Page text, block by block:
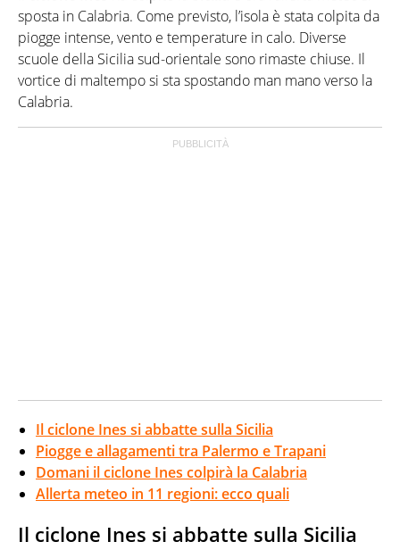
redattore in diversi quotidiani locali e,
successivamente, ha ricoperto lo stesso ruolo per siti
di informazione nazionali, per i quali ha anche
seguito i canali social.
sposta in Calabria. Come previsto, l’isola è stata colpita da
piogge intense, vento e temperature in calo. Diverse
scuole della Sicilia sud-orientale sono rimaste chiuse. Il
vortice di maltempo si sta spostando man mano verso la
Calabria.
Il ciclone Ines si abbatte sulla Sicilia
Piogge e allagamenti tra Palermo e Trapani
Domani il ciclone Ines colpirà la Calabria
Allerta meteo in 11 regioni: ecco quali
Il ciclone Ines si abbatte sulla Sicilia